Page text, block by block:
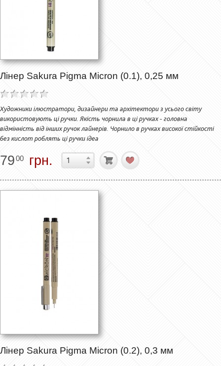
Лінер Sakura Pigma Micron (0.1), 0,25 мм
Художники ілюстратори, дизайнери та архітектори з усього світу
використовують ці ручки. Якість чорнила в ці ручках - головна
відмінність від інших ручок лайнерів. Чорнило в ручках високої стійкості
без кислот роблять ці ручки ідеа
7900 грн.
Лінер Sakura Pigma Micron (0.2), 0,3 мм